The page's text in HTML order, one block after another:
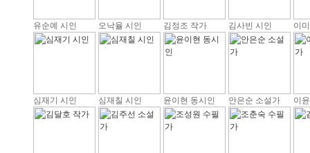
유순예 시인 오낙율 시인 김정조 작가 김사빈 시인 이
심재기 시인 심재칠 시인 윤이현 동시인 안은순 소설가 이